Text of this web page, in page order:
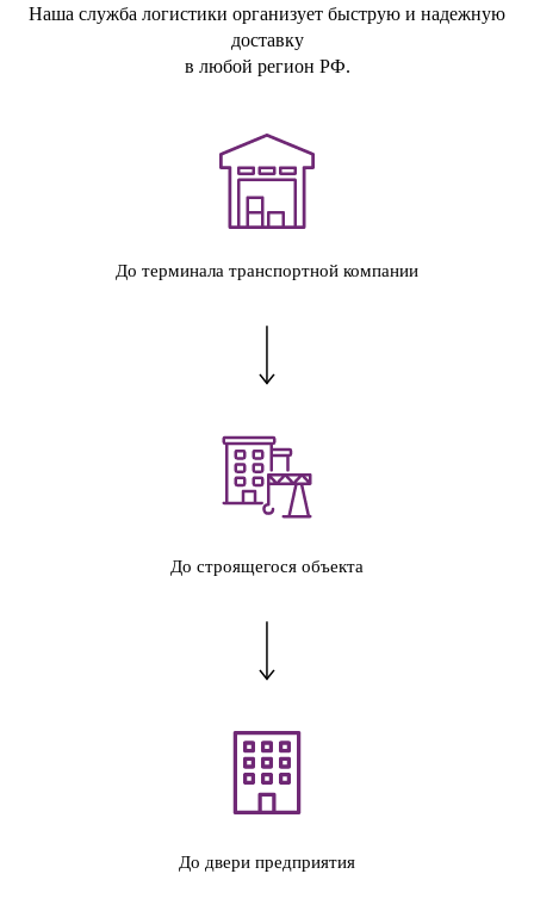
Наша служба логистики организует быструю и надежную
доставку
в любой регион РФ.
До терминала транспортной компании
До строящегося объекта
До двери предприятия